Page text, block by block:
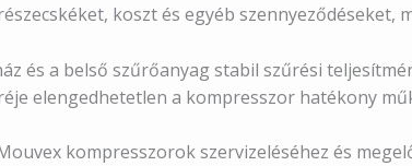
koszt és egyéb
és a belső szűrőanyag stabil szűrési
elengedhetetlen a kompresszor hatékony
kompresszorok szervizeléséhez és